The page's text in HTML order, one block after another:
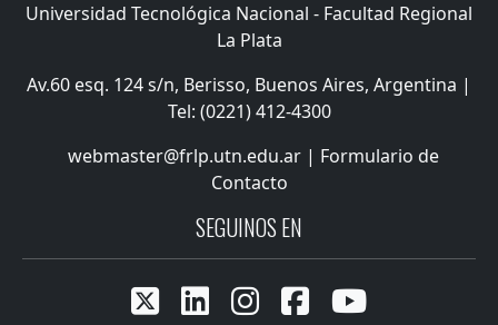
Universidad Tecnológica Nacional - Facultad Regional
La Plata
Av.60 esq. 124 s/n, Berisso, Buenos Aires, Argentina |
Tel: (0221) 412-4300
webmaster@frlp.utn.edu.ar | Formulario de
Contacto
SEGUINOS EN
    